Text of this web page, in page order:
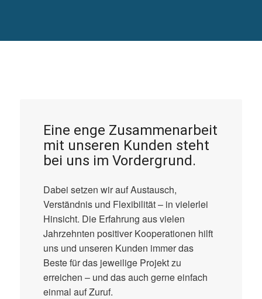
Eine enge Zusammenarbeit
mit unseren Kunden steht
bei uns im Vordergrund.
Dabei setzen wir auf Austausch,
Verständnis und Flexibilität – in vielerlei
Hinsicht. Die Erfahrung aus vielen
Jahrzehnten positiver Kooperationen hilft
uns und unseren Kunden immer das
Beste für das jeweilige Projekt zu
erreichen – und das auch gerne einfach
einmal auf Zuruf.